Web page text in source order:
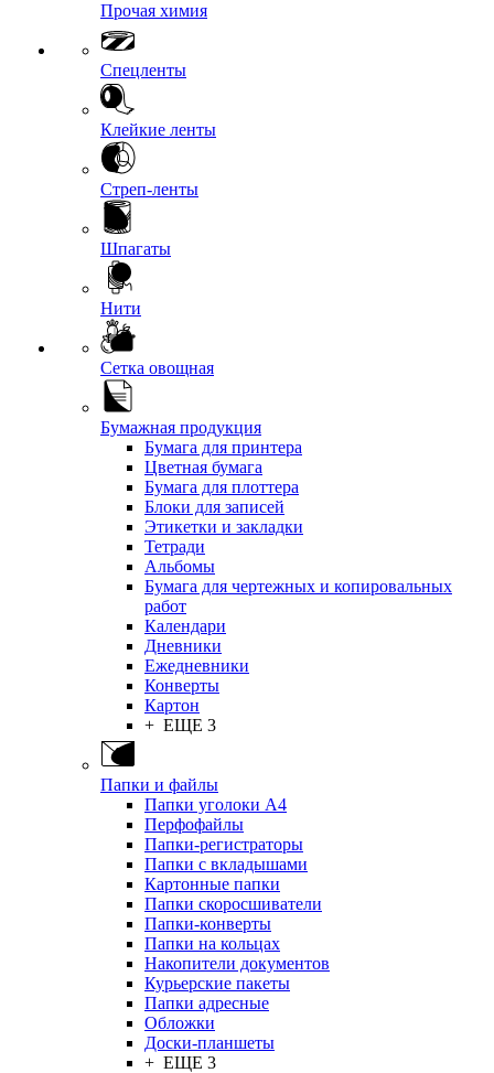
Прочая химия
Спецленты
Клейкие ленты
Стреп-ленты
Шпагаты
Нити
Сетка овощная
Бумажная продукция
Бумага для принтера
Цветная бумага
Бумага для плоттера
Блоки для записей
Этикетки и закладки
Тетради
Альбомы
Бумага для чертежных и копировальных
работ
Календари
Дневники
Ежедневники
Конверты
Картон
+ ЕЩЕ 3
Папки и файлы
Папки уголоки А4
Перфофайлы
Папки-регистраторы
Папки с вкладышами
Картонные папки
Папки скоросшиватели
Папки-конверты
Папки на кольцах
Накопители документов
Курьерские пакеты
Папки адресные
Обложки
Доски-планшеты
+ ЕЩЕ 3